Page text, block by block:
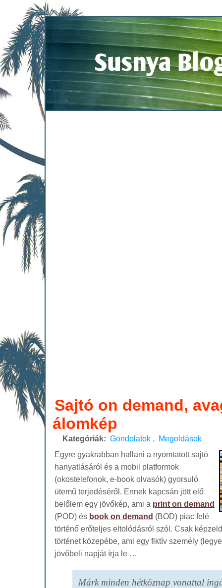
Sajtó on demand,
álomkép
Kategóriák: Gondolatok , Megoldások
Egyre gyakrabban hallani a nyomtatott sajtó
hanyatlásáról és a mobil platformok
(okostelefonok, e-book olvasók) gyorsuló
ütemű terjedéséről. Ennek kapcsán jött elő
belőlem egy jövőkép, ami a print on demand
(POD) és book on demand (BOD) piac felé
történő erőteljes eltolódásról szól. Csak
történet közepébe, ami egy fiktív személy
jövőbeli napját írja le …
Márk minden hétköznap vonattal